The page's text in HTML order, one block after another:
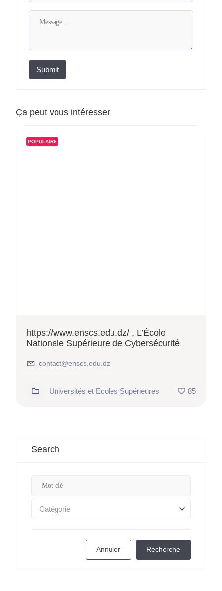
Submit
Ça peut vous intéresser
POPULAIRE
https://www.enscs.edu.dz/ , L’École
Nationale Supérieure de Cybersécurité
contact@enscs.edu.dz
Universités et Ecoles Supérieures 85
Search
Catégorie
Annuler Recherche